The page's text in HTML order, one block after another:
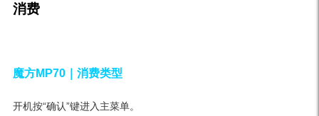
消费
魔方MP70｜ 消费类型
开机按“确认”键进入主菜单。